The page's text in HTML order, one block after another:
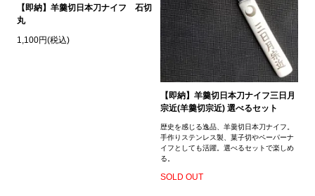
【即納】羊羹切日本刀ナイフ 石切
丸
1,100円(税込)
【即納】羊羹切日本刀ナイフ三日月
宗近(羊羹切宗近) 選べるセット
歴史を感じる逸品、羊羹切日本刀ナイフ。
手作りステンレス製、菓子切やペーパーナ
イフとしても活躍。選べるセットで楽しめ
る。
SOLD OUT